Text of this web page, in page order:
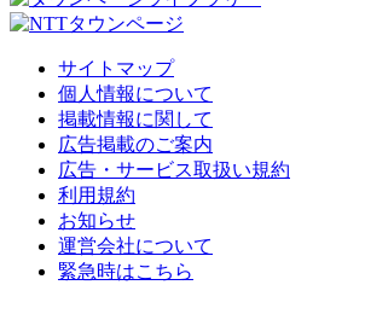
サイトマップ
個人情報について
掲載情報に関して
広告掲載のご案内
広告・サービス取扱い規約
利用規約
お知らせ
運営会社について
緊急時はこちら